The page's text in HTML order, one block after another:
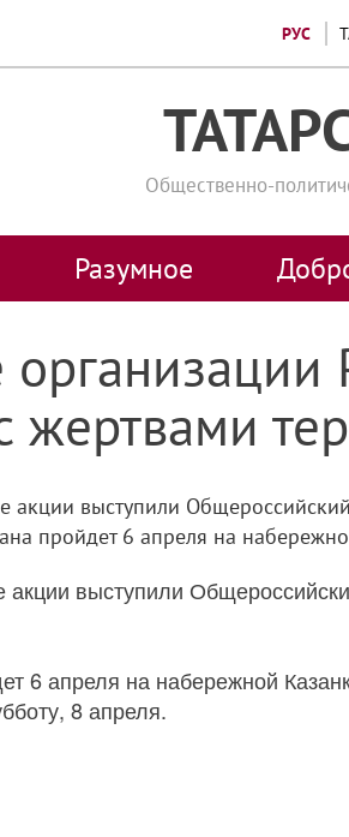
РУС
Общественно-
Разумное
жертвами
акции выступили
пройдет 6 апреля на
акции выступили
6 апреля на набережной
8 апреля.